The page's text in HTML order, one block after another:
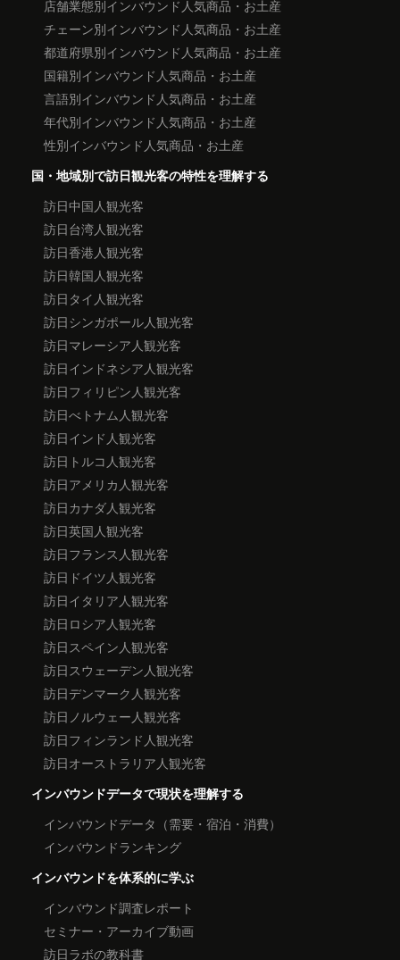
店舗業態別インバウンド人気商品・お土産
チェーン別インバウンド人気商品・お土産
都道府県別インバウンド人気商品・お土産
国籍別インバウンド人気商品・お土産
言語別インバウンド人気商品・お土産
年代別インバウンド人気商品・お土産
性別インバウンド人気商品・お土産
国・地域別で訪日観光客の特性を理解する
訪日中国人観光客
訪日台湾人観光客
訪日香港人観光客
訪日韓国人観光客
訪日タイ人観光客
訪日シンガポール人観光客
訪日マレーシア人観光客
訪日インドネシア人観光客
訪日フィリピン人観光客
訪日べトナム人観光客
訪日インド人観光客
訪日トルコ人観光客
訪日アメリカ人観光客
訪日カナダ人観光客
訪日英国人観光客
訪日フランス人観光客
訪日ドイツ人観光客
訪日イタリア人観光客
訪日ロシア人観光客
訪日スペイン人観光客
訪日スウェーデン人観光客
訪日デンマーク人観光客
訪日ノルウェー人観光客
訪日フィンランド人観光客
訪日オーストラリア人観光客
インバウンドデータで現状を理解する
インバウンドデータ（需要・宿泊・消費）
インバウンドランキング
インバウンドを体系的に学ぶ
インバウンド調査レポート
セミナー・アーカイブ動画
訪日ラボの教科書